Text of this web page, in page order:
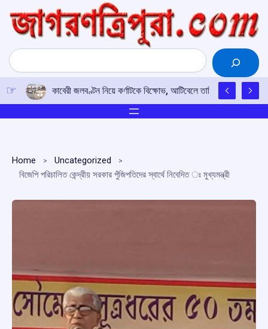
content
Search
কাবেরী জলবণ্টন নিয়ে কর্ণাটকে বিক্ষোভ, আটিবেলে তামিলনাড়ুর গাড়ি
Home
Uncategorized
বিজেপি পরিচালিত কেন্দ্রীয় সরকার পুঁজিপতিদের স্বার্থে নিবেদিত ঃ মুখ্যমন্ত্রী